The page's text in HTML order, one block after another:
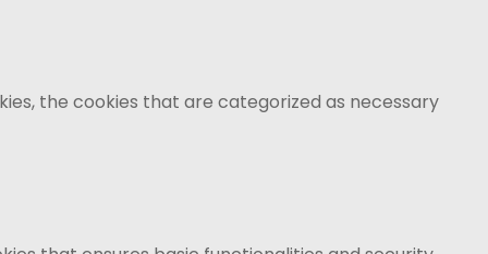
the cookies that are categorized as necessary